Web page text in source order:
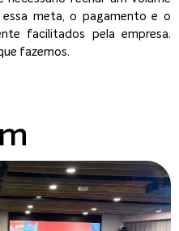
meta, o pagamento e o
facilitados pela empresa.
fazemos.